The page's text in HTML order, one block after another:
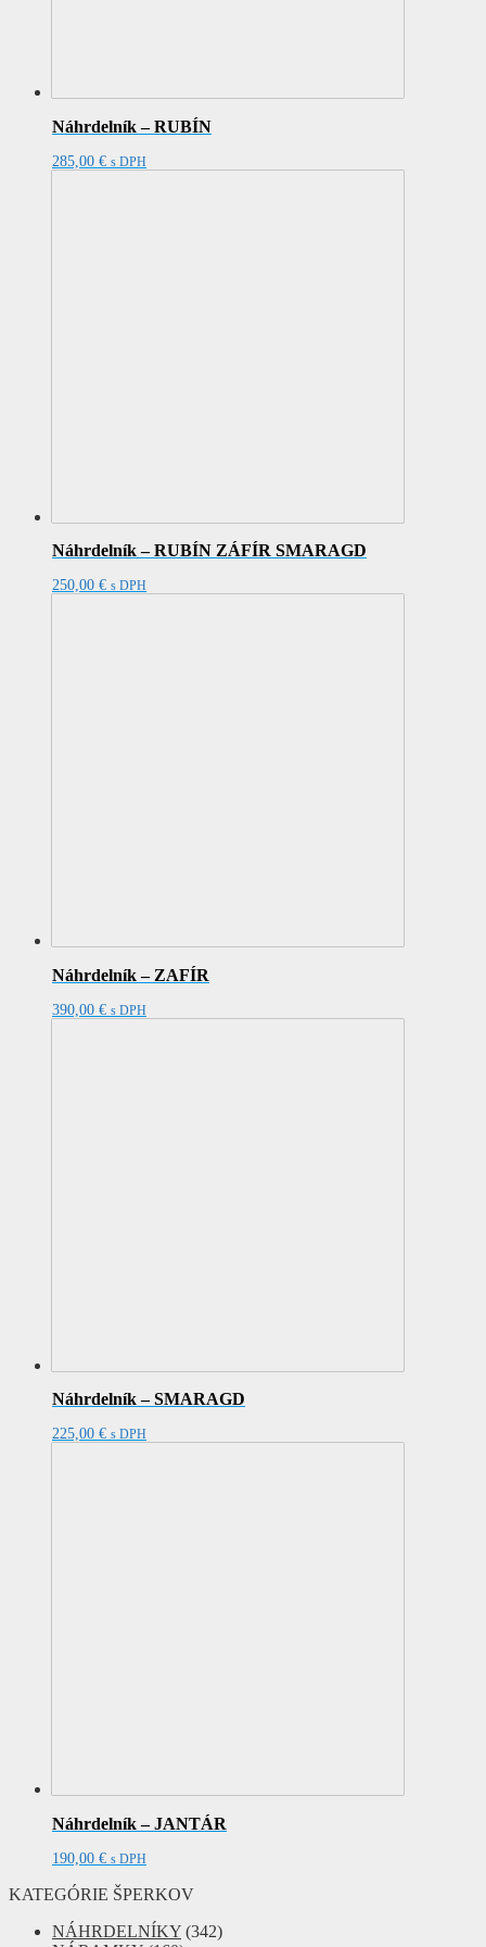
Náhrdelník – RUBÍN
285,00 € s DPH
Náhrdelník – RUBÍN ZÁFÍR SMARAGD
250,00 € s DPH
Náhrdelník – ZAFÍR
390,00 € s DPH
Náhrdelník – SMARAGD
225,00 € s DPH
Náhrdelník – JANTÁR
190,00 € s DPH
KATEGÓRIE ŠPERKOV
NÁHRDELNÍKY (342)